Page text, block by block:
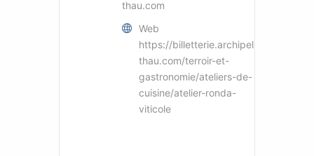
thau.com
Web
https://billetterie.archipel-
thau.com/terroir-et-
gastronomie/ateliers-de-
cuisine/atelier-ronda-
viticole